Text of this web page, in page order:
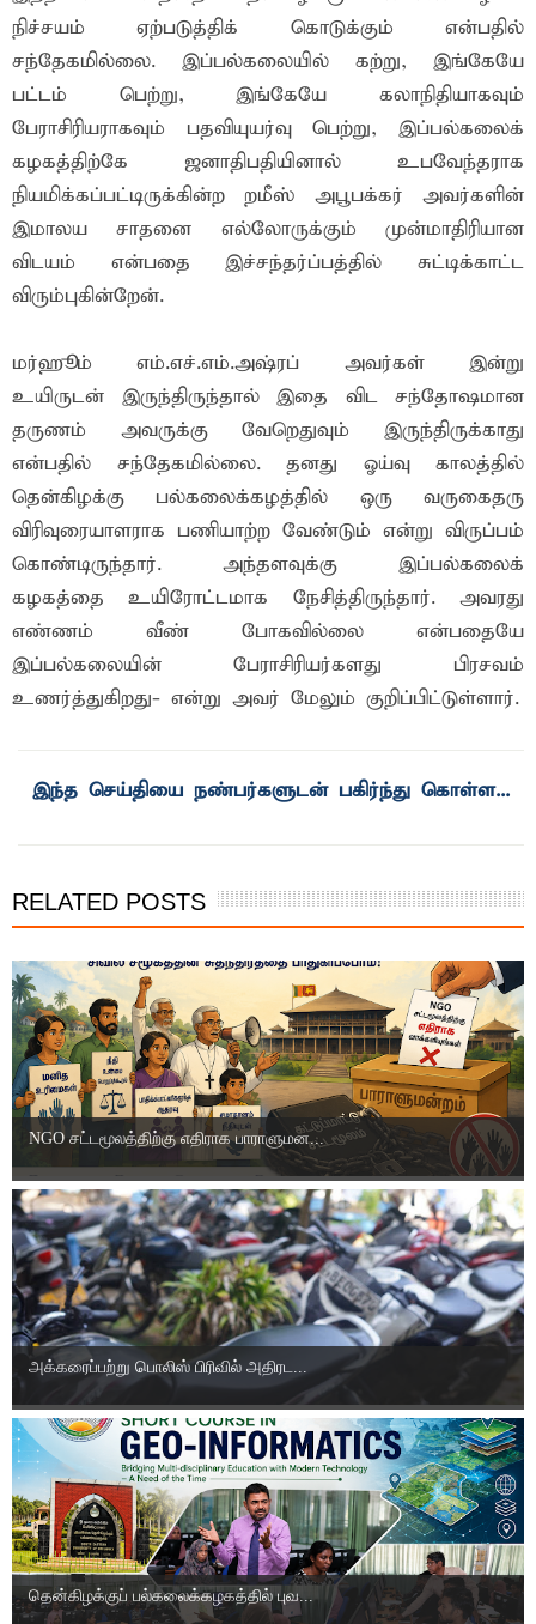
நிச்சயம் ஏற்படுத்திக் கொடுக்கும் என்பதில்
சந்தேகமில்லை. இப்பல்கலையில் கற்று, இங்கேயே
பட்டம் பெற்று, இங்கேயே கலாநிதியாகவும்
பேராசிரியராகவும் பதவியுயர்வு பெற்று, இப்பல்கலைக்
கழகத்திற்கே ஜனாதிபதியினால் உபவேந்தராக
நியமிக்கப்பட்டிருக்கின்ற றமீஸ் அபூபக்கர் அவர்களின்
இமாலய சாதனை எல்லோருக்கும் முன்மாதிரியான
விடயம் என்பதை இச்சந்தர்ப்பத்தில் சுட்டிக்காட்ட
விரும்புகின்றேன்.
மர்ஹூம் எம்.எச்.எம்.அஷ்ரப் அவர்கள் இன்று
உயிருடன் இருந்திருந்தால் இதை விட சந்தோஷமான
தருணம் அவருக்கு வேறெதுவும் இருந்திருக்காது
என்பதில் சந்தேகமில்லை. தனது ஓய்வு காலத்தில்
தென்கிழக்கு பல்கலைக்கழத்தில் ஒரு வருகைதரு
விரிவுரையாளராக பணியாற்ற வேண்டும் என்று விருப்பம்
கொண்டிருந்தார். அந்தளவுக்கு இப்பல்கலைக்
கழகத்தை உயிரோட்டமாக நேசித்திருந்தார். அவரது
எண்ணம் வீண் போகவில்லை என்பதையே
இப்பல்கலையின் பேராசிரியர்களது பிரசவம்
உணர்த்துகிறது- என்று அவர் மேலும் குறிப்பிட்டுள்ளார்.
RELATED POSTS
NGO சட்டமூலத்திற்கு எதிராக பாராளுமன...
அக்கரைப்பற்று பொலிஸ் பிரிவில் அதிரட...
தென்கிழக்குப் பல்கலைக்கழகத்தில் புவ...